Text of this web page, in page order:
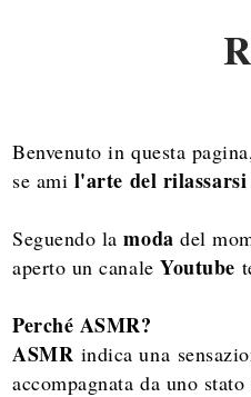
Benvenuto in questa
se ami l'arte del rilassarsi
Seguendo la moda del
aperto un canale Youtube
Perché ASMR?
ASMR indica una
accompagnata da uno